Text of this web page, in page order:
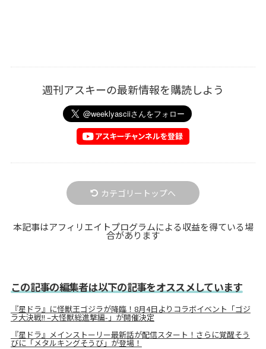
週刊アスキーの最新情報を購読しよう
カテゴリートップへ
本記事はアフィリエイトプログラムによる収益を得ている場
合があります
この記事の編集者は以下の記事をオススメしています
『星ドラ』に怪獣王ゴジラが降臨！8月4日よりコラボイベント「ゴジ
ラ大決戦!! –大怪獣総進撃編-」が開催決定
『星ドラ』メインストーリー最新話が配信スタート！さらに覚醒そう
びに「メタルキングそうび」が登場！